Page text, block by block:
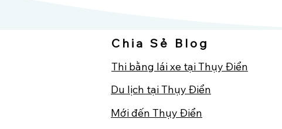
Chia Sẻ Blog
Thi bằng lái xe tại Thụy Điển
Du lịch tại Thụy Điển
​Mới đến Thụy Điển